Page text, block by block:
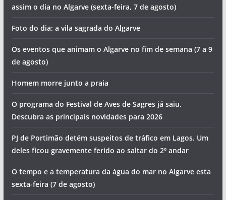
assim o dia no Algarve (sexta-feira, 7 de agosto)
Foto do dia: a vila sagrada do Algarve
Os eventos que animam o Algarve no fim de semana (7 a 9
de agosto)
Homem morre junto a praia
O programa do Festival de Aves de Sagres já saiu.
Descubra as principais novidades para 2026
PJ de Portimão detém suspeitos de tráfico em Lagos. Um
deles ficou gravemente ferido ao saltar do 2º andar
O tempo e a temperatura da água do mar no Algarve esta
sexta-feira (7 de agosto)